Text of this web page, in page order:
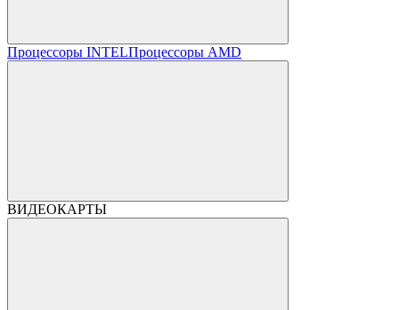
Процессоры INTELПроцессоры AMD
ВИДЕОКАРТЫ